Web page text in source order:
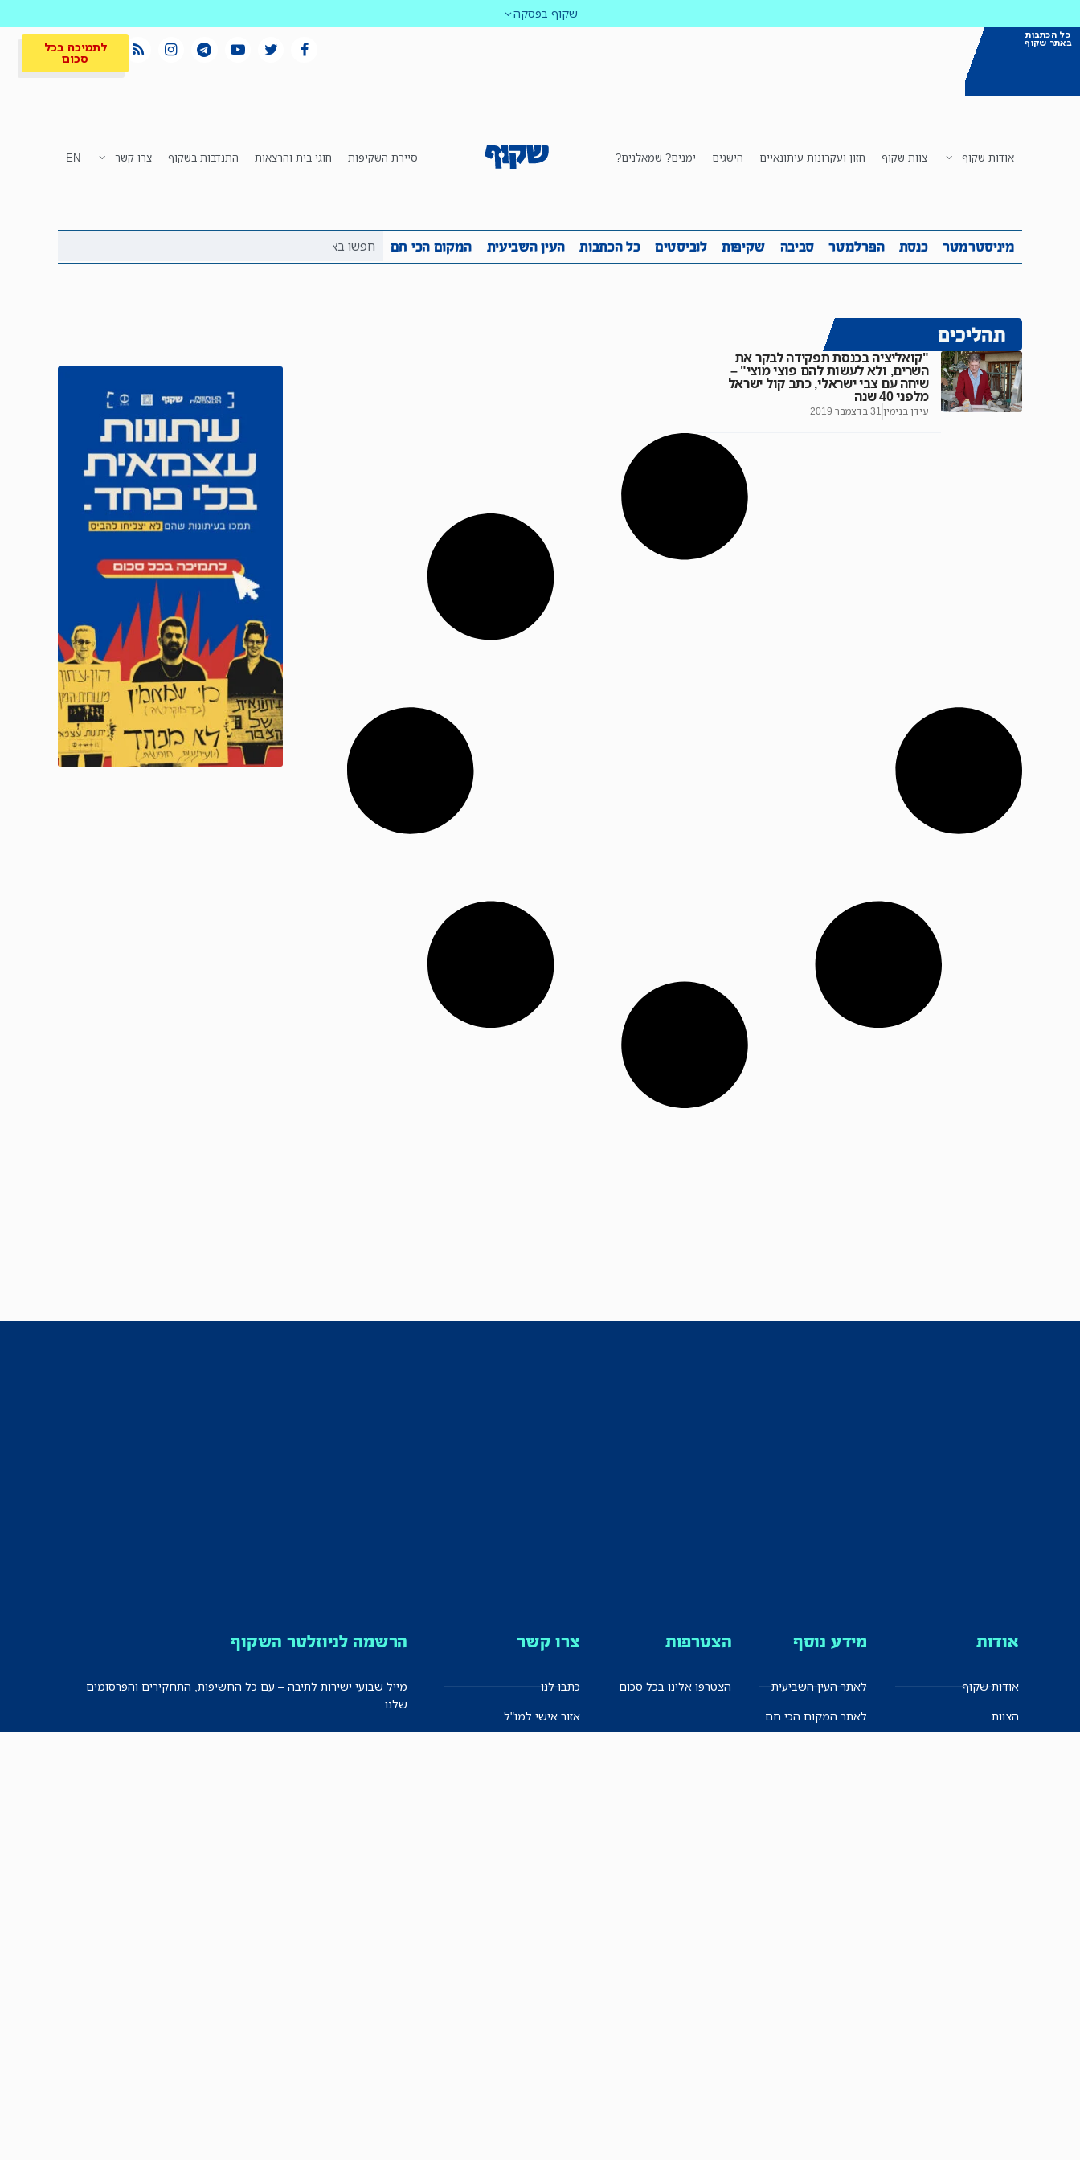
שקוף בפסקה
כל הכתבות
באתר שקוף לתמיכה בכל
סכום
אודות שקוף צוות שקוף חזון ועקרונות עיתונאיים הישגים ימנים? שמאלנים? סיירת השקיפות חוגי בית והרצאות התנדבות בשקוף צרו קשר EN
מיניסטרמטר כנסת הפרלמטר סביבה שקיפות לוביסטים כל הכתבות העין השביעית המקום הכי חם
מיניסטרמטר כנסת הפרלמטר סביבה שקיפות לוביסטים כל הכתבות העין השביעית המקום הכי חם לתמיכה בכל
תהליכים
"קואליציה בכנסת תפקידה לבקר את
השרים, ולא לעשות להם פוצי מוצי" –
שיחה עם צבי ישראלי, כתב קול ישראל
מלפני 40 שנה
עידן בנימין 31 בדצמבר 2019
אודות
אודות שקוף
הצוות
מידע נוסף
לאתר העין השביעית
לאתר המקום הכי חם
הצטרפות
הצטרפו אלינו בכל סכום
צרו קשר
כתבו לנו
אזור אישי למו"ל
הרשמה לניוזלטר השקוף
מייל שבועי ישירות לתיבה – עם כל החשיפות, התחקירים והפרסומים
שלנו.